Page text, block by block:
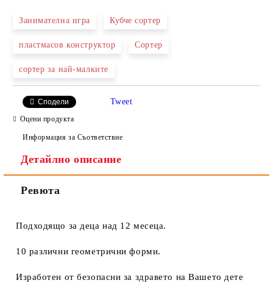
Занимателна игра Кубче сортер
пластмасов конструктор Сортер
сортер за най-малките
Сподели Tweet
Оцени продукта
Информация за Съответствие
Детайлно описание
Ревюта
Подходящо за деца над 12 месеца.
10 различни геометрични форми.
Изработен от безопасни за здравето на Вашето дете